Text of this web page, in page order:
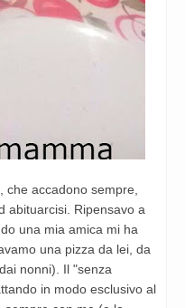
accadono sempre,
abituarcisi. Ripensavo a
una mia amica mi ha
una pizza da lei, da
nonni). Il "senza
in modo esclusivo al